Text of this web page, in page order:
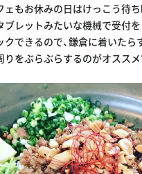
ェもお休みの日はけっこう待ち
ブレットみたいな機械で受付を
できるので、鎌倉に着いたら
をぶらぶらするのがオススメ